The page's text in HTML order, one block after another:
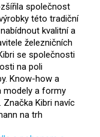
společnost
této tradiční
kvalitní a
železničních
se společnosti
na poli
Know-how a
modely a formy
Kibri navíc
na trh